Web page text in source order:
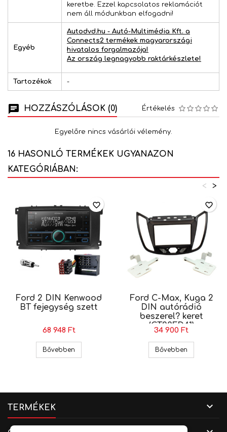
keretbe. Ezzel kapcsolatos reklamációt
nem áll módunkban elfogadni!
Egyéb
Autodvd.hu - Autó-Multimédia Kft. a
Connects2 termékek magyarországi
hivatalos forgalmazója!
Az ország legnagyobb raktárkészlete!
Tartozékok -
HOZZÁSZÓLÁSOK (0) Értékelés
Egyelőre nincs vásárlói vélemény.
16 HASONLÓ TERMÉKEK UGYANAZON
KATEGÓRIÁBAN:
>
<
Ford 2 DIN Kenwood
BT fejegység szett
68 948 Ft
Bővebben Ford 2 DIN Kenwood BT fejegység szett
favorite_border
Ford C-Max, Kuga 2
DIN autórádió
beszerel? keret
(CT23FD41)
34 900 Ft
Bővebben
favorite_border
TERMÉKEK 